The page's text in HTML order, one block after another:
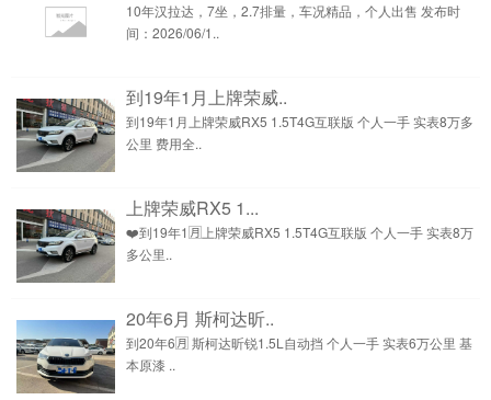
10年汉拉达，7坐，2.7排量，车况精品，个人出售 发布时
间：2026/06/1..
到19年1月上牌荣威..
到19年1月上牌荣威RX5 1.5T4G互联版 个人一手 实表8万多
公里 费用全..
上牌荣威RX5 1...
❤️到19年1🈷️上牌荣威RX5 1.5T4G互联版 个人一手 实表8万
多公里..
20年6月 斯柯达昕..
到20年6🈷️ 斯柯达昕锐1.5L自动挡 个人一手 实表6万公里 基
本原漆 ..